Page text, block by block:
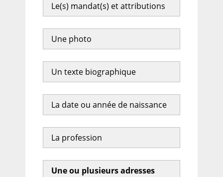
Le(s) mandat(s) et attributions
Une photo
Un texte biographique
La date ou année de naissance
La profession
Une ou plusieurs adresses